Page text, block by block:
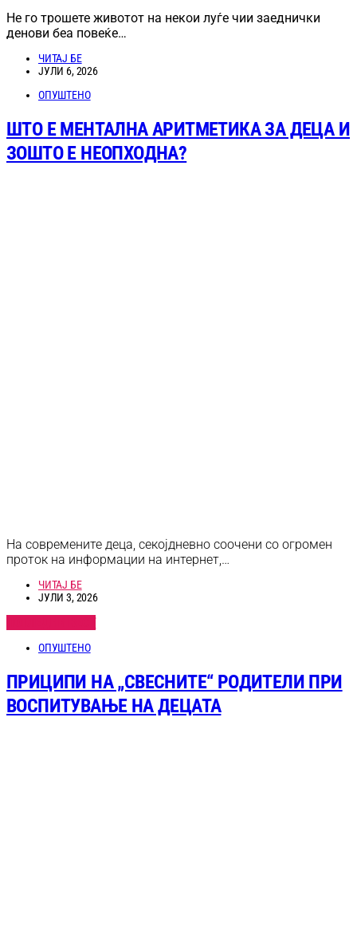
Не го трошете животот на некои луѓе чии заеднички
денови беа повеќе…
ЧИТАЈ БЕ
ЈУЛИ 6, 2026
ОПУШТЕНО
ШТО Е МЕНТАЛНА АРИТМЕТИКА ЗА ДЕЦА И
ЗОШТО Е НЕОПХОДНА?
На современите деца, секојдневно соочени со огромен
проток на информации на интернет,…
ЧИТАЈ БЕ
ЈУЛИ 3, 2026
ПОГЛЕДНИ ВЕСТ
ОПУШТЕНО
ПРИЦИПИ НА „СВЕСНИТЕ“ РОДИТЕЛИ ПРИ
ВОСПИТУВАЊЕ НА ДЕЦАТА